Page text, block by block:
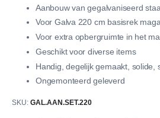
Aanbouw van gegalvaniseerd
Voor Galva 220 cm basisrek
Voor extra opbergruimte in het
Geschikt voor diverse items
Handig, degelijk gemaakt, solide,
Ongemonteerd geleverd
SKU GAL.AAN.SET.220